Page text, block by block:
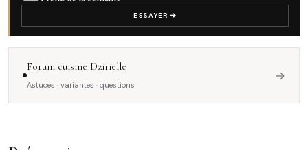
ESSAYER
Forum cuisine Dzirielle
Astuces · variantes · questions
→